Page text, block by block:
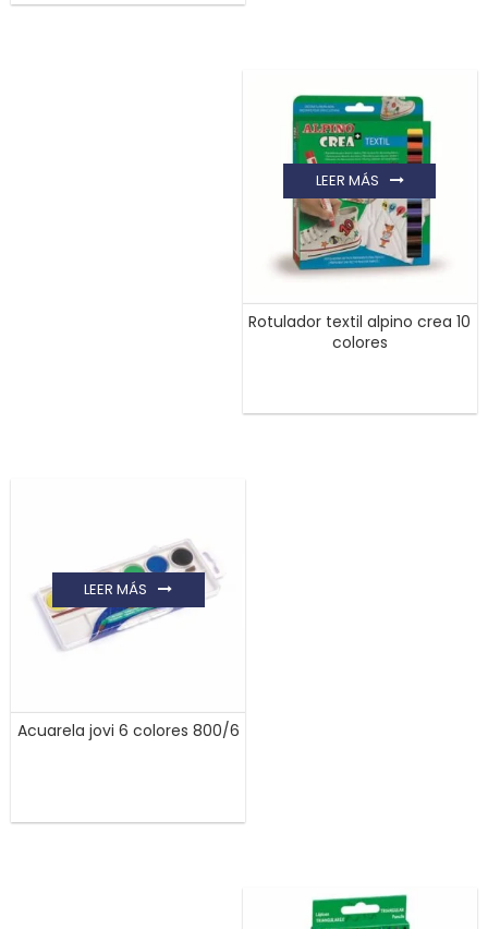
Rotulador textil alpino crea 10
colores
LEER MÁS
Acuarela jovi 6 colores 800/6
LEER MÁS